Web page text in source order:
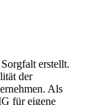
erstellt.
der
Als
für eigene